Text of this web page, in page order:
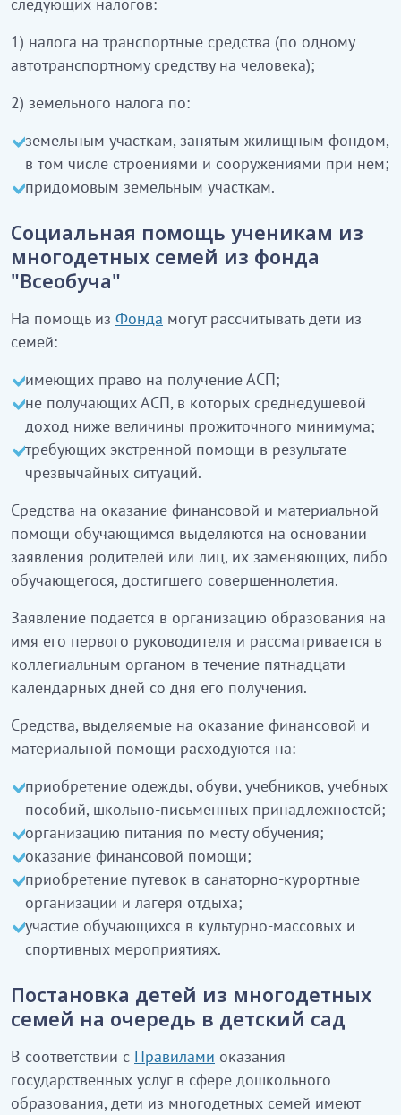
следующих налогов:
1) налога на транспортные средства (по одному
автотранспортному средству на человека);
2) земельного налога по:
земельным участкам, занятым жилищным фондом,
в том числе строениями и сооружениями при нем;
придомовым земельным участкам.
Социальная помощь ученикам из
многодетных семей из фонда
"Всеобуча"
На помощь из Фонда могут рассчитывать дети из
семей:
имеющих право на получение АСП;
не получающих АСП, в которых среднедушевой
доход ниже величины прожиточного минимума;
требующих экстренной помощи в результате
чрезвычайных ситуаций.
Средства на оказание финансовой и материальной
помощи обучающимся выделяются на основании
заявления родителей или лиц, их заменяющих, либо
обучающегося, достигшего совершеннолетия.
Заявление подается в организацию образования на
имя его первого руководителя и рассматривается в
коллегиальным органом в течение пятнадцати
календарных дней со дня его получения.
Средства, выделяемые на оказание финансовой и
материальной помощи расходуются на:
приобретение одежды, обуви, учебников, учебных
пособий, школьно-письменных принадлежностей;
организацию питания по месту обучения;
оказание финансовой помощи;
приобретение путевок в санаторно-курортные
организации и лагеря отдыха;
участие обучающихся в культурно-массовых и
спортивных мероприятиях.
Постановка детей из многодетных
семей на очередь в детский сад
В соответствии с Правилами оказания
государственных услуг в сфере дошкольного
образования, дети из многодетных семей имеют